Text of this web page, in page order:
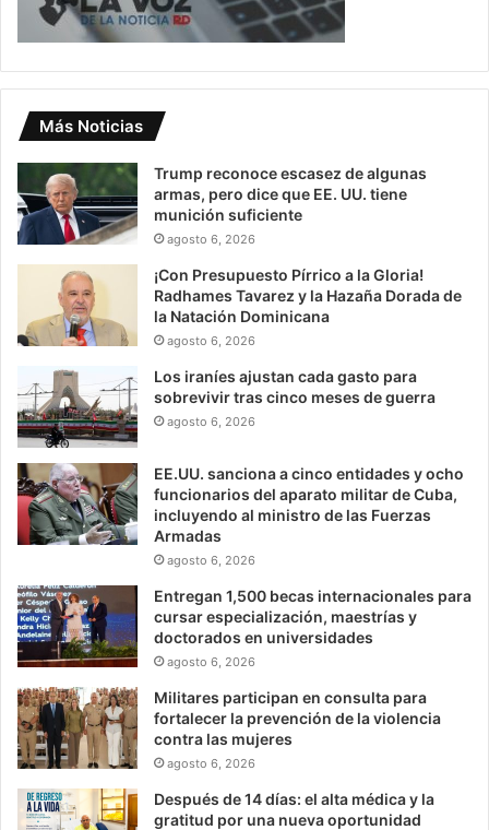
Más Noticias
Trump reconoce escasez de algunas
armas, pero dice que EE. UU. tiene
munición suficiente
agosto 6, 2026
¡Con Presupuesto Pírrico a la Gloria!
Radhames Tavarez y la Hazaña Dorada de
la Natación Dominicana
agosto 6, 2026
Los iraníes ajustan cada gasto para
sobrevivir tras cinco meses de guerra
agosto 6, 2026
EE.UU. sanciona a cinco entidades y ocho
funcionarios del aparato militar de Cuba,
incluyendo al ministro de las Fuerzas
Armadas
agosto 6, 2026
Entregan 1,500 becas internacionales para
cursar especialización, maestrías y
doctorados en universidades
agosto 6, 2026
Militares participan en consulta para
fortalecer la prevención de la violencia
contra las mujeres
agosto 6, 2026
Después de 14 días: el alta médica y la
gratitud por una nueva oportunidad